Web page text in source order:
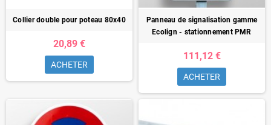
Collier double pour poteau 80x40
20,89 €
ACHETER
Panneau de signalisation gamme
Ecolign - stationnement PMR
111,12 €
ACHETER